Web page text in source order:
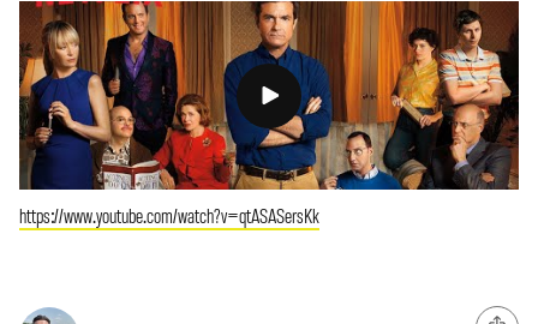
https://www.youtube.com/watch?v=qtASASersKk